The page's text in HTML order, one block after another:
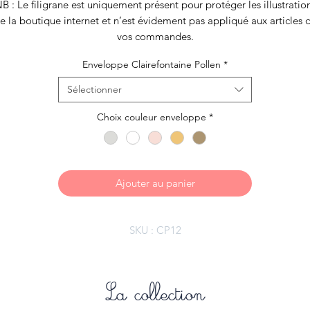
: Le filigrane est uniquement présent pour protéger les
la boutique internet et n’est évidement pas appliqué aux articles
vos commandes.
Enveloppe Clairefontaine Pollen *
Sélectionner
Choix couleur enveloppe *
Ajouter au panier
SKU : CP12
La collection